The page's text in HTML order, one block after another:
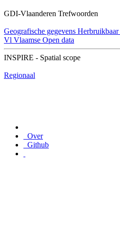
GDI-Vlaanderen Trefwoorden
Geografische gegevens Herbruikbaar
Vl Vlaamse Open data
INSPIRE - Spatial scope
Regionaal
Over
Github